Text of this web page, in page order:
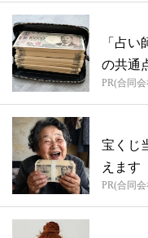
「占
の共通
PR(合同
宝くじ
えます
PR(合同